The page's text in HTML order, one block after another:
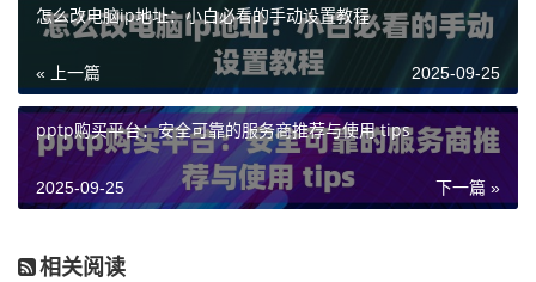
怎么改电脑ip地址：小白必看的手动设置教程
« 上一篇 2025-09-25
pptp购买平台：安全可靠的服务商推荐与使用 tips
下一篇 »
2025-09-25
相关阅读